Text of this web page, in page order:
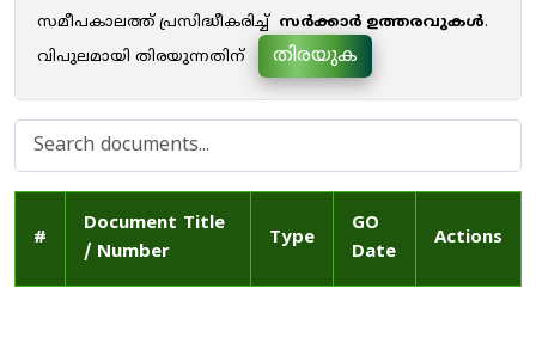
സമീപകാലത്ത് പ്രസിദ്ധീകരിച്ച് സർക്കാർ ഉത്തരവുകൾ.
വിപുലമായി തിരയുന്നതിന്
തിരയുക
#
Document Title
/ Number
Type
GO
Date
Actions